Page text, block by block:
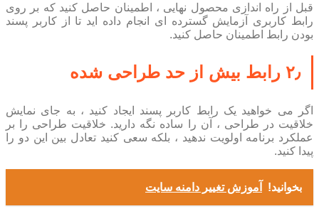
قبل از راه اندازی محصول نهایی ، اطمینان حاصل کنید که بر روی
رابط کاربری آزمایش گسترده ای انجام داده اید تا از کاربر پسند
بودن رابط اطمینان حاصل کنید.
۲٫ رابط بیش از حد طراحی شده
اگر می خواهید یک رابط کاربر پسند ایجاد کنید ، به جای نمایش
خلاقیت در طراحی ، آن را ساده نگه دارید. خلاقیت طراحی را بر
عملکرد برنامه اولویت ندهید ، بلکه سعی کنید تعادل بین این دو را
پیدا کنید.
بخوانید! آموزش تغییر دامنه سایت